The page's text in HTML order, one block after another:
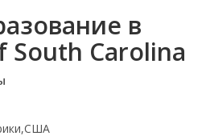
в
South Carolina